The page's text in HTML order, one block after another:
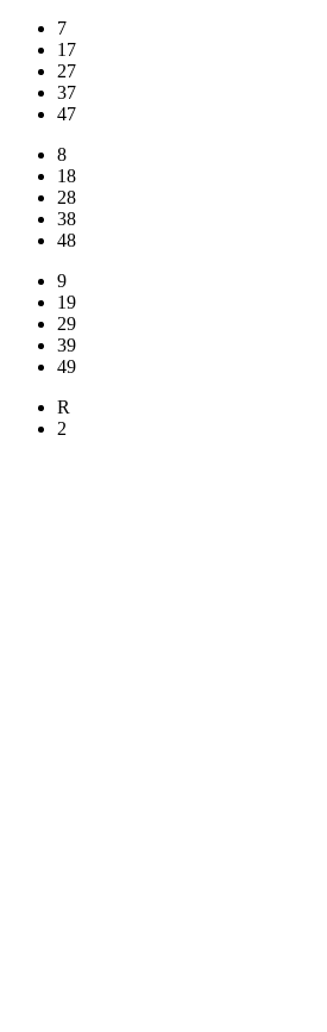
7
17
27
37
47
8
18
28
38
48
9
19
29
39
49
R
2